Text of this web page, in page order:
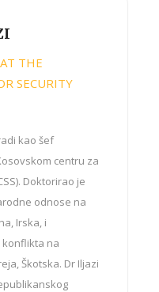
THE
SECURITY
kao šef
centru za
Doktorirao je
odnose na
Irska, i
konflikta na
Škotska. Dr Iljazi